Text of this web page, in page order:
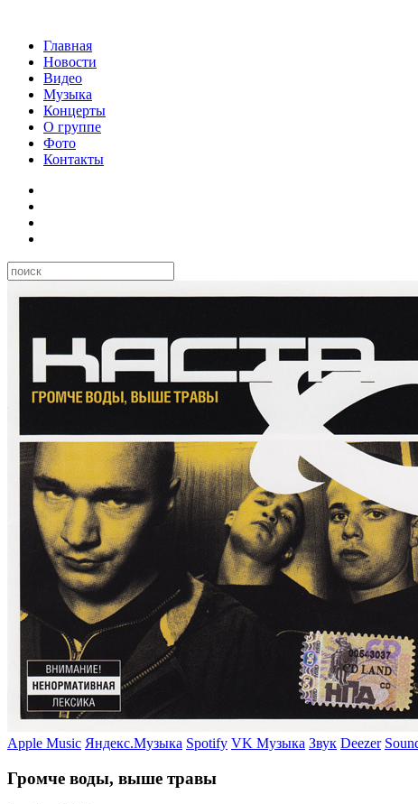
Главная
Новости
Видео
Музыка
Концерты
О группе
Фото
Контакты
Apple Music Яндекс.Музыка Spotify VK Музыка Звук Deezer
Громче воды, выше травы